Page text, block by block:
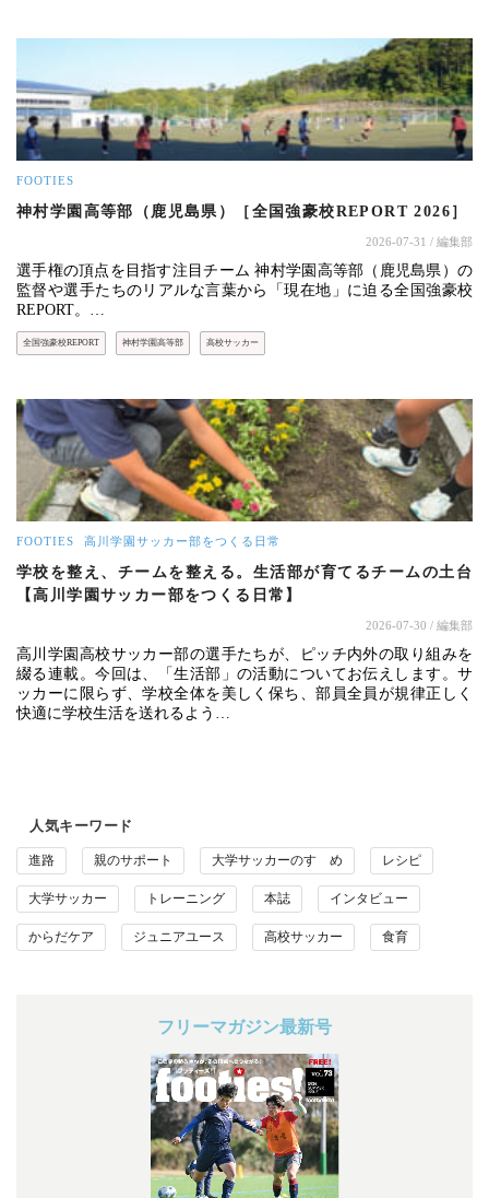
FOOTIES
神村学園高等部（鹿児島県）［全国強豪校REPORT 2026］
2026-07-31 / 編集部
選手権の頂点を目指す注目チーム 神村学園高等部（鹿児島県）の
監督や選手たちのリアルな言葉から「現在地」に迫る全国強豪校
REPORT。…
全国強豪校REPORT 神村学園高等部 高校サッカー
FOOTIES 高川学園サッカー部をつくる日常
学校を整え、チームを整える。生活部が育てるチームの土台
【高川学園サッカー部をつくる日常】
2026-07-30 / 編集部
高川学園高校サッカー部の選手たちが、ピッチ内外の取り組みを
綴る連載。今回は、「生活部」の活動についてお伝えします。サ
ッカーに限らず、学校全体を美しく保ち、部員全員が規律正しく
快適に学校生活を送れるよう…
人気キーワード
進路 親のサポート 大学サッカーのすゝめ レシピ
大学サッカー トレーニング 本誌 インタビュー
からだケア ジュニアユース 高校サッカー 食育
フリーマガジン最新号